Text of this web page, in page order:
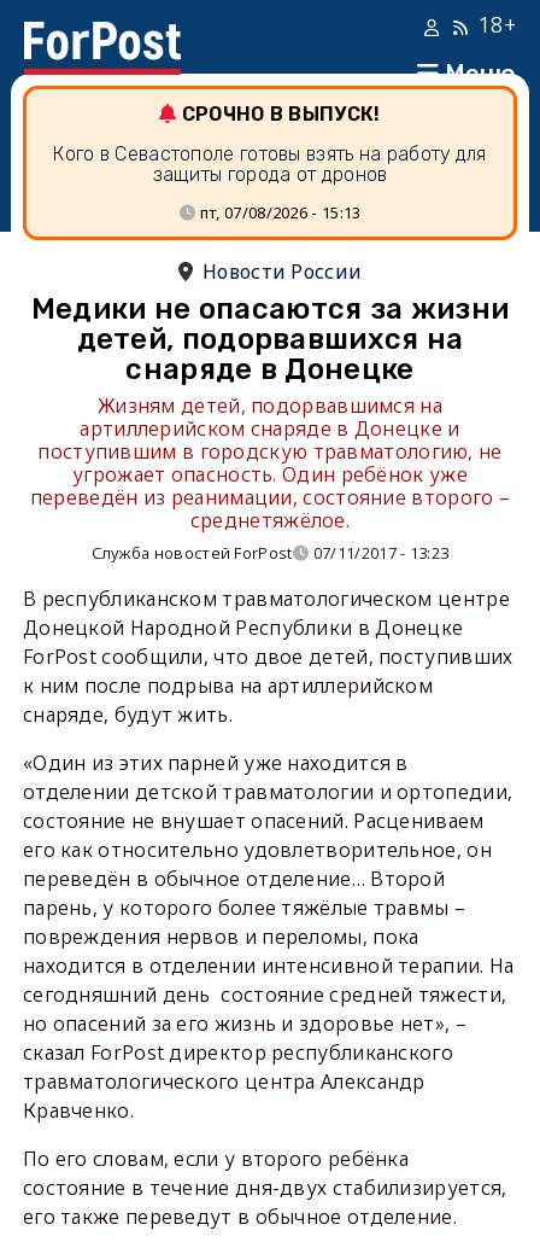
Меню
18+
СРОЧНО В ВЫПУСК!
Кого в Севастополе готовы взять на работу для
защиты города от дронов
пт, 07/08/2026 - 15:13
Новости России
Медики не опасаются за жизни
детей, подорвавшихся на
снаряде в Донецке
Жизням детей, подорвавшимся на
артиллерийском снаряде в Донецке и
поступившим в городскую травматологию, не
угрожает опасность. Один ребёнок уже
переведён из реанимации, состояние второго –
среднетяжёлое.
Служба новостей ForPost 07/11/2017 - 13:23
В республиканском травматологическом центре
Донецкой Народной Республики в Донецке
ForPost сообщили, что двое детей, поступивших
к ним после подрыва на артиллерийском
снаряде, будут жить.
«Один из этих парней уже находится в
отделении детской травматологии и ортопедии,
состояние не внушает опасений. Расцениваем
его как относительно удовлетворительное, он
переведён в обычное отделение… Второй
парень, у которого более тяжёлые травмы –
повреждения нервов и переломы, пока
находится в отделении интенсивной терапии. На
сегодняшний день состояние средней тяжести,
но опасений за его жизнь и здоровье нет», –
сказал ForPost директор республиканского
травматологического центра Александр
Кравченко.
По его словам, если у второго ребёнка
состояние в течение дня-двух стабилизируется,
его также переведут в обычное отделение.